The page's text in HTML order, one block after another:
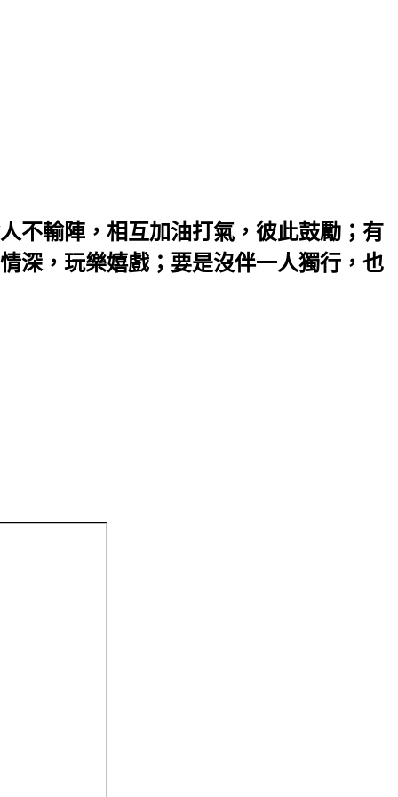
不輸陣，相互加油打氣，彼此鼓勵；有
深，玩樂嬉戲；要是沒伴一人獨行，也